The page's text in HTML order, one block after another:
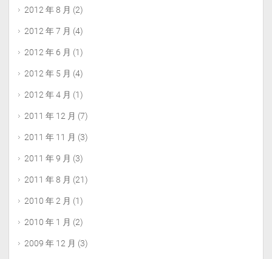
2012 年 8 月 (2)
2012 年 7 月 (4)
2012 年 6 月 (1)
2012 年 5 月 (4)
2012 年 4 月 (1)
2011 年 12 月 (7)
2011 年 11 月 (3)
2011 年 9 月 (3)
2011 年 8 月 (21)
2010 年 2 月 (1)
2010 年 1 月 (2)
2009 年 12 月 (3)